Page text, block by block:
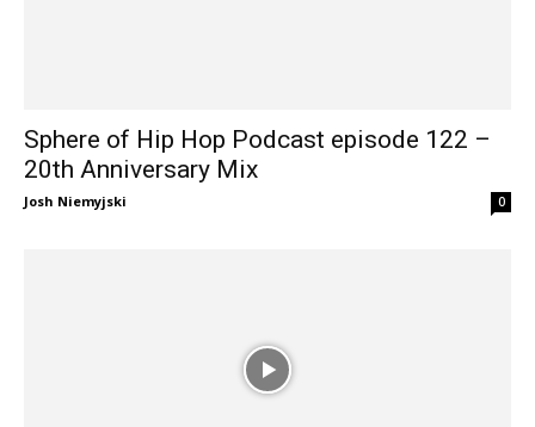
Sphere of Hip Hop Podcast episode 122 –
20th Anniversary Mix
Josh Niemyjski 0